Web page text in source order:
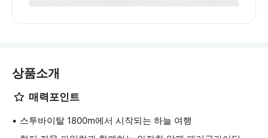
상품소개
매력포인트
스투바이탈 1800m에서 시작되는 하늘 여행